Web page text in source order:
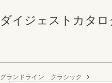
ダイジェストカタロ
グランドライン クラシック